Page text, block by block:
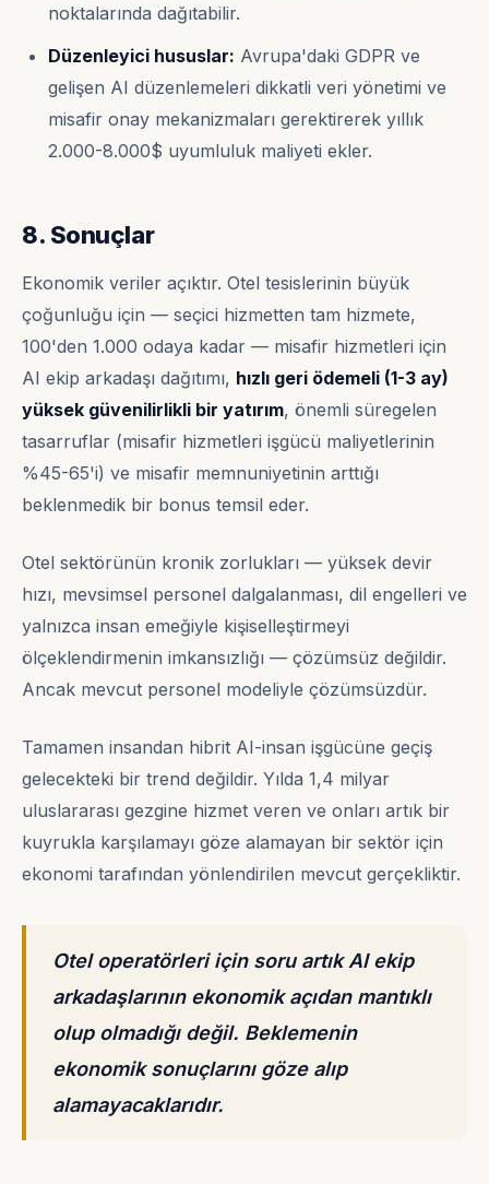
noktalarında dağıtabilir.
Düzenleyici hususlar: Avrupa'daki GDPR ve
gelişen AI düzenlemeleri dikkatli veri yönetimi ve
misafir onay mekanizmaları gerektirerek yıllık
2.000-8.000$ uyumluluk maliyeti ekler.
8. Sonuçlar
Ekonomik veriler açıktır. Otel tesislerinin büyük
çoğunluğu için — seçici hizmetten tam hizmete,
100'den 1.000 odaya kadar — misafir hizmetleri için
AI ekip arkadaşı dağıtımı, hızlı geri ödemeli (1-3 ay)
yüksek güvenilirlikli bir yatırım, önemli süregelen
tasarruflar (misafir hizmetleri işgücü maliyetlerinin
%45-65'i) ve misafir memnuniyetinin arttığı
beklenmedik bir bonus temsil eder.
Otel sektörünün kronik zorlukları — yüksek devir
hızı, mevsimsel personel dalgalanması, dil engelleri ve
yalnızca insan emeğiyle kişiselleştirmeyi
ölçeklendirmenin imkansızlığı — çözümsüz değildir.
Ancak mevcut personel modeliyle çözümsüzdür.
Tamamen insandan hibrit AI-insan işgücüne geçiş
gelecekteki bir trend değildir. Yılda 1,4 milyar
uluslararası gezgine hizmet veren ve onları artık bir
kuyrukla karşılamayı göze alamayan bir sektör için
ekonomi tarafından yönlendirilen mevcut gerçekliktir.
Otel operatörleri için soru artık AI ekip
arkadaşlarının ekonomik açıdan mantıklı
olup olmadığı değil. Beklemenin
ekonomik sonuçlarını göze alıp
alamayacaklarıdır.